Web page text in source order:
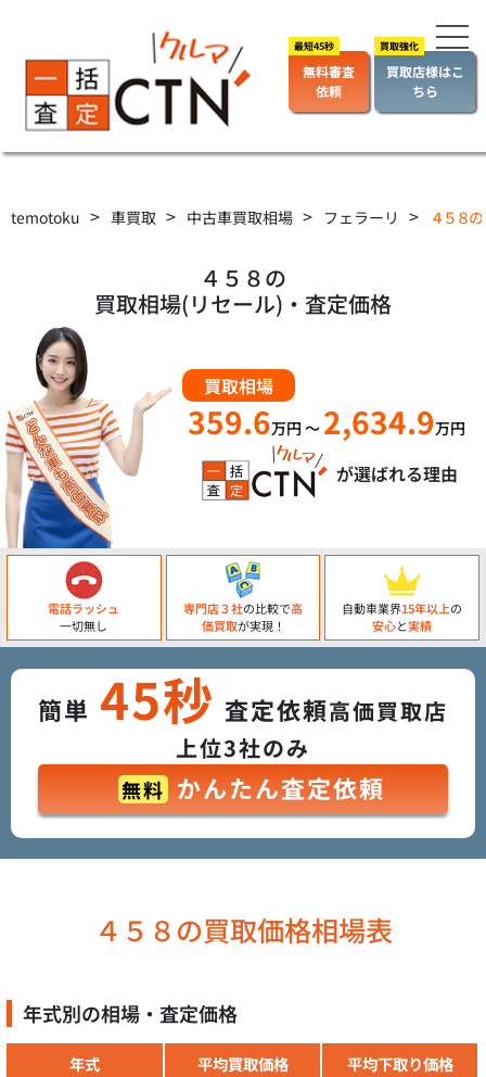
無料審査
依頼
買取店様はこ
ちら
temotoku > 車買取 > 中古車買取相場 > フェラーリ > ４５８
４５８の
買取相場(リセール)・査定価格
買取相場
359.6万円 ～ 2,634.9万円
が選ばれる理由
電話ラッシュ
一切無し
専門店３社の比較で高
価買取が実現！
自動車業界15年以上の
安心と実績
簡単 45秒 査定依頼高価買取店
上位3社のみ
無料 かんたん査定依頼
４５８の買取価格相場表
年式別の相場・査定価格
年式 平均買取価格 平均下取り価格